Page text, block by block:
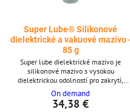
Super Lube® Silikonové
dielektrické a vakuové mazivo
85 g
Super lube dielektrické mazivo je
silikonové mazivo s vysokou
dielektrickou odolností pro zakrytí,
ochranu a izolaci elektrických součástí a
konektorů.
On demand
34,38 €